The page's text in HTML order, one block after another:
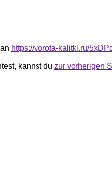
https://vorota-kalitki.ru/
kannst du zur vorherigen